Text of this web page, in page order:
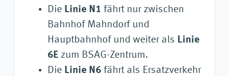
Die Linie N1 fährt nur zwischen
Bahnhof Mahndorf und
Hauptbahnhof und weiter als Linie
6E zum BSAG-Zentrum.
Die Linie N6 fährt als Ersatzverkehr